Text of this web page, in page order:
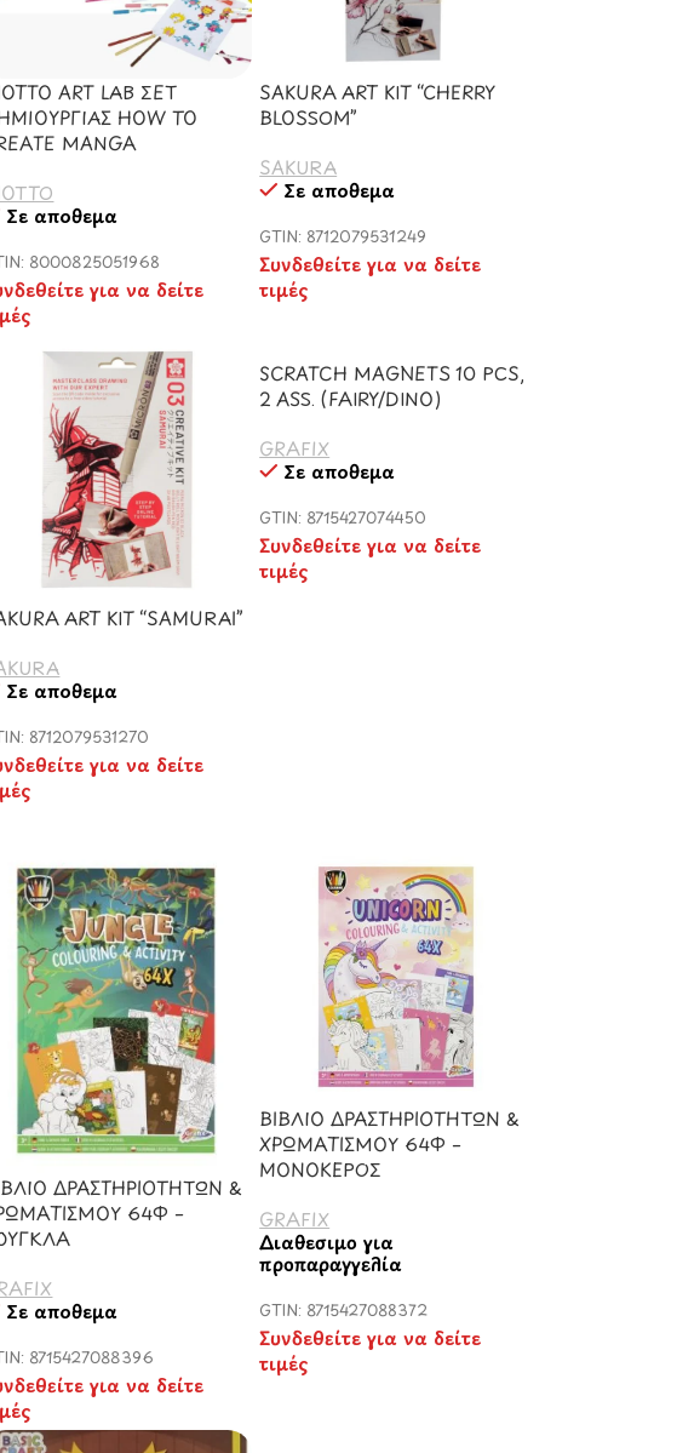
ART LAB ΣΕΤ
HOW TO
MANGA
Σε απόθεμα
8000825051968
για να δείτε
SAKURA ART KIT “CHERRY
BLOSSOM”
SAKURA
Σε απόθεμα
GTIN: 8712079531249
Συνδεθείτε για να δείτε
τιμές
ART KIT “SAMURAI”
Σε απόθεμα
8712079531270
για να δείτε
SCRATCH MAGNETS 10 PCS,
2 ASS. (FAIRY/DINO)
GRAFIX
Σε απόθεμα
GTIN: 8715427074450
Συνδεθείτε για να δείτε
τιμές
ΔΡΑΣΤΗΡΙΟΤΗΤΩΝ &
64Φ –
Σε απόθεμα
8715427088396
για να δείτε
ΒΙΒΛΙΟ ΔΡΑΣΤΗΡΙΟΤΗΤΩΝ &
ΧΡΩΜΑΤΙΣΜΟΥ 64Φ –
ΜΟΝΟΚΕΡΟΣ
GRAFIX
Διαθέσιμο για
προπαραγγελία
GTIN: 8715427088372
Συνδεθείτε για να δείτε
τιμές